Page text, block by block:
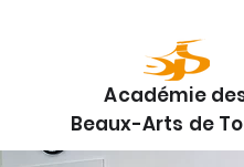
Académie
Beaux-Arts de